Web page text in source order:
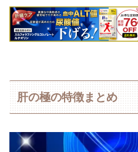
肝の極の特徴まとめ